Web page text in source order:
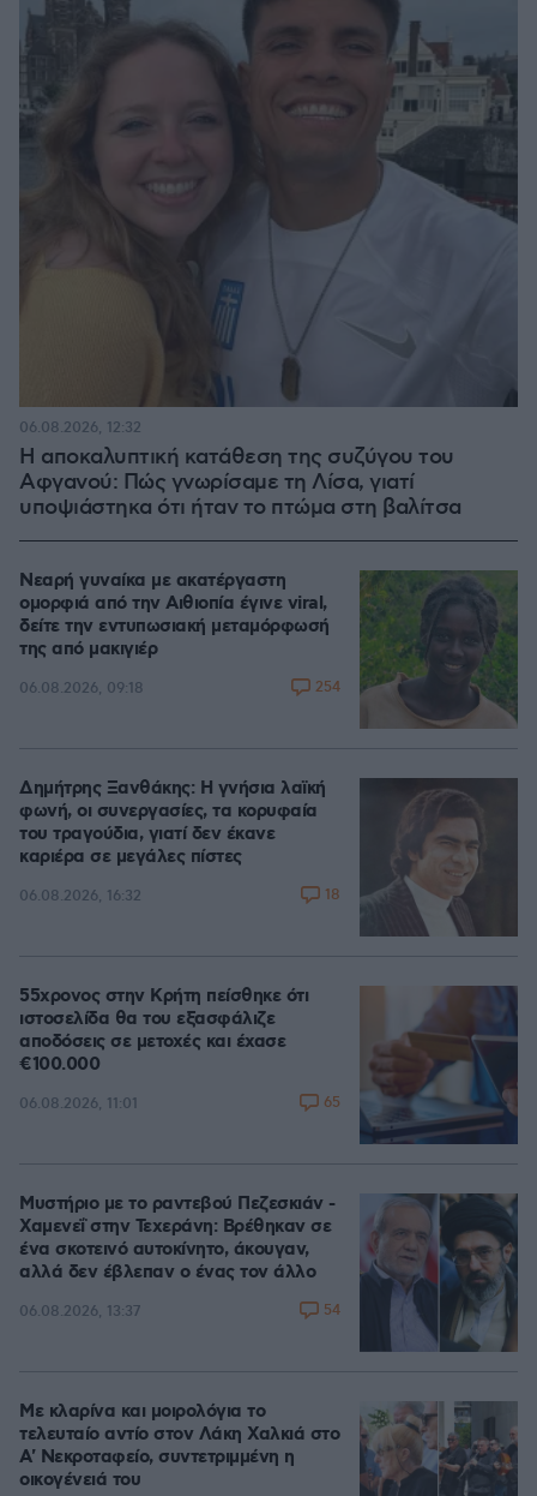
Η αποκαλυπτική κατάθεση της συζύγου του
Αφγανού: Πώς γνωρίσαμε τη Λίσα, γιατί
υποψιάστηκα ότι ήταν το πτώμα στη βαλίτσα
06.08.2026, 12:32
Νεαρή γυναίκα με ακατέργαστη
ομορφιά από την Αιθιοπία έγινε viral,
δείτε την εντυπωσιακή μεταμόρφωσή
της από μακιγιέρ
06.08.2026, 09:18 254
Δημήτρης Ξανθάκης: Η γνήσια λαϊκή
φωνή, οι συνεργασίες, τα κορυφαία
του τραγούδια, γιατί δεν έκανε
καριέρα σε μεγάλες πίστες
06.08.2026, 16:32 18
55χρονος στην Κρήτη πείσθηκε ότι
ιστοσελίδα θα του εξασφάλιζε
αποδόσεις σε μετοχές και έχασε
€100.000
06.08.2026, 11:01 65
Μυστήριο με το ραντεβού Πεζεσκιάν -
Χαμενεΐ στην Τεχεράνη: Βρέθηκαν σε
ένα σκοτεινό αυτοκίνητο, άκουγαν,
αλλά δεν έβλεπαν ο ένας τον άλλο
06.08.2026, 13:37 54
Με κλαρίνα και μοιρολόγια το
τελευταίο αντίο στον Λάκη Χαλκιά στο
A' Νεκροταφείο, συντετριμμένη η
οικογένειά του